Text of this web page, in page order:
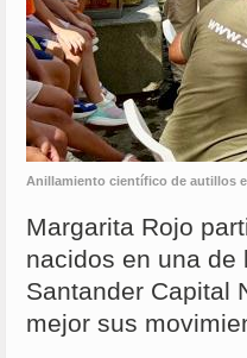
Anillamiento científico de autillos
Margarita Rojo
nacidos en una
Santander Capital
mejor sus